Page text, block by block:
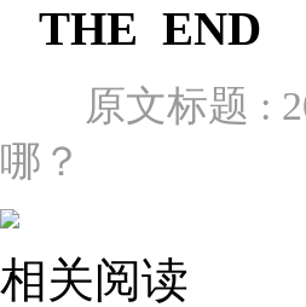
THE END
原文标题 :
哪？
相关阅读